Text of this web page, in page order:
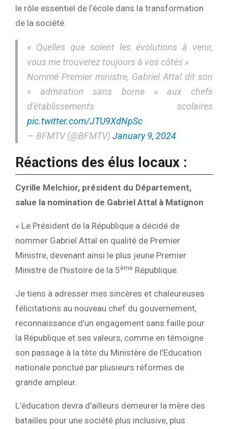
le rôle essentiel de l’école dans la transformation
de la société.
« Quelles que soient les évolutions à venir,
vous me trouverez toujours à vos côtés »
Nommé Premier ministre, Gabriel Attal dit son
« admiration sans borne » aux chefs
d’établissements scolaires
pic.twitter.com/JTU9XdNpSc
— BFMTV (@BFMTV)January 9, 2024
Réactions des élus locaux :
Cyrille Melchior, président du Département,
salue la nomination de Gabriel Attal à Matignon
« Le Président de la République a décidé de
nommer Gabriel Attal en qualité de Premier
Ministre, devenant ainsi le plus jeune Premier
Ministre de l’histoire de la 5ème République.
Je tiens à adresser mes sincères et chaleureuses
félicitations au nouveau chef du gouvernement,
reconnaissance d’un engagement sans faille pour
la République et ses valeurs, comme en témoigne
son passage à la tête du Ministère de l’Education
nationale ponctué par plusieurs réformes de
grande ampleur.
L’éducation devra d’ailleurs demeurer la mère des
batailles pour une société plus inclusive, plus